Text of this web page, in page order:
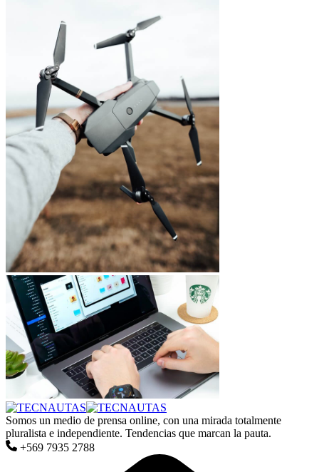
Somos un medio de prensa online, con una mirada totalmente
pluralista e independiente. Tendencias que marcan la pauta.
+569 7935 2788